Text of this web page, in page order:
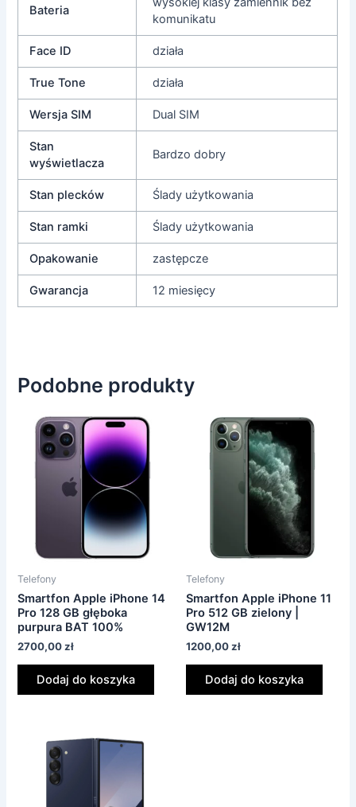
Bateria
komunikatu
Face ID działa
True Tone działa
Wersja SIM Dual SIM
Stan
wyświetlacza
Bardzo dobry
Stan plecków Ślady użytkowania
Stan ramki Ślady użytkowania
Opakowanie zastępcze
Gwarancja 12 miesięcy
Podobne produkty
Telefony
Smartfon Apple iPhone 14
Pro 128 GB głęboka
purpura BAT 100%
2700,00zł
Dodaj do koszyka
Telefony
Smartfon Apple iPhone 11
Pro 512 GB zielony |
GW12M
1200,00zł
Dodaj do koszyka